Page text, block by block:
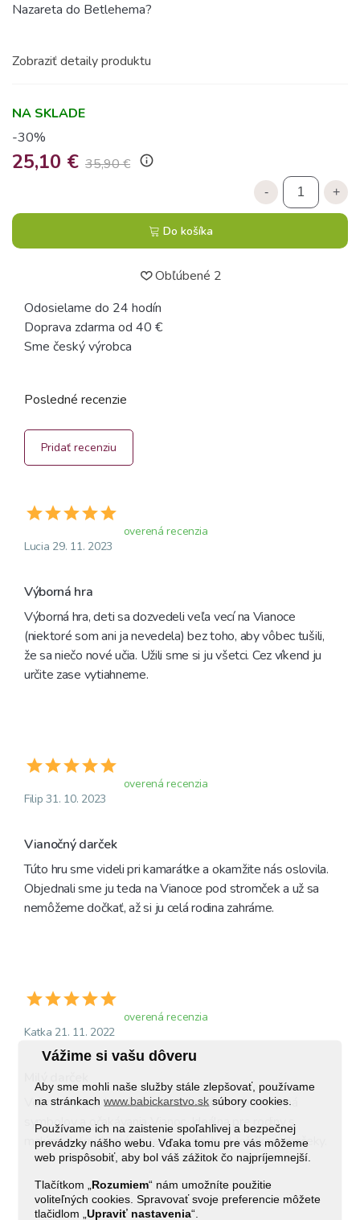
Vážime si vašu dôveru
Aby sme mohli naše služby stále zlepšovať, používame
na stránkachwww.babickarstvo.sk súbory cookies.
Používame ich na zaistenie spoľahlivej a bezpečnej
prevádzky nášho webu. Vďaka tomu pre vás môžeme
web prispôsobiť, aby bol váš zážitok čo najpríjemnejší.
Tlačítkom „ Rozumiem“ nám umožníte použitie
voliteľných cookies. Spravovať svoje preferencie môžete
tlačidlom „Upraviť nastavenia“.
Nazareta do Betlehema?
Zobraziť detaily produktu
NA SKLADE
-30%
25,10 € 35,90 € info_outline
- +
Do košíka
Obľúbené 2
Odosielame do 24 hodín
Doprava zdarma od 40 €
Sme český výrobca
Posledné recenzie
Pridať recenziu
overená recenzia
Lucia 29. 11. 2023
Výborná hra
Výborná hra, deti sa dozvedeli veľa vecí na Vianoce
(niektoré som ani ja nevedela) bez toho, aby vôbec tušili,
že sa niečo nové učia. Užili sme si ju všetci. Cez víkend ju
určite zase vytiahneme.
overená recenzia
Filip 31. 10. 2023
Vianočný darček
Túto hru sme videli pri kamarátke a okamžite nás oslovila.
Objednali sme ju teda na Vianoce pod stromček a už sa
nemôžeme dočkať, až si ju celá rodina zahráme.
overená recenzia
Katka 21. 11. 2022
Veľmi milá hra, ktorá je v predvianočom období plná
symbolov a očakávania Vianoc. Ideálna pre rodiny s
malými deťmi, ktoré sa tešia na príchod Ježiška a darčeky.